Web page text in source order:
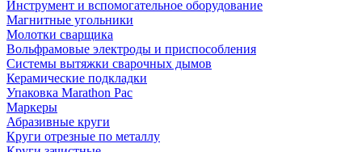
Инструмент и вспомогательное оборудование
Магнитные угольники
Молотки сварщика
Вольфрамовые электроды и приспособления
Системы вытяжки сварочных дымов
Керамические подкладки
Упаковка Marathon Pac
Маркеры
Абразивные круги
Круги отрезные по металлу